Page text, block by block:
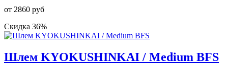
от 2860 руб
Скидка 36%
Шлем KYOKUSHINKAI / Medium BFS